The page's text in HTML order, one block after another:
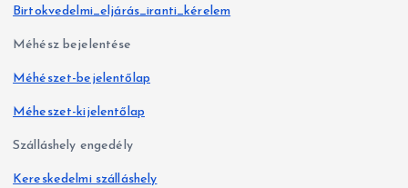
Birtokvedelmi_eljárás_iranti_kérelem
Méhész bejelentése
Méhészet-bejelentőlap
Méheszet-kijelentőlap
Szálláshely engedély
Kereskedelmi szálláshely